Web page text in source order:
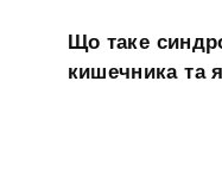
Що таке
кишечника та